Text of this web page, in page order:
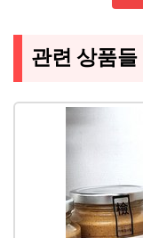
관련 상품들